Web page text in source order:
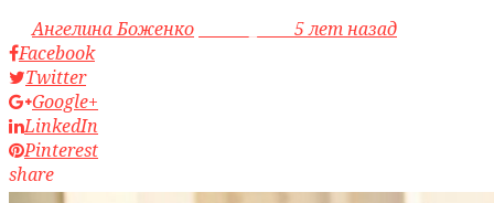
byАнгелина Боженко
5 лет назад
Facebook
Twitter
Google+
LinkedIn
Pinterest
share